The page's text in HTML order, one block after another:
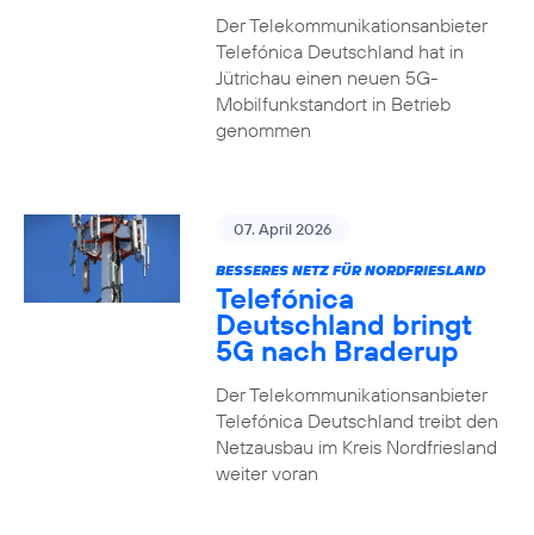
Der Telekommunikationsanbieter
Telefónica Deutschland hat in
Jütrichau einen neuen 5G-
Mobilfunkstandort in Betrieb
genommen
07. April 2026
BESSERES NETZ FÜR NORDFRIESLAND
Telefónica
Deutschland bringt
5G nach Braderup
Der Telekommunikationsanbieter
Telefónica Deutschland treibt den
Netzausbau im Kreis Nordfriesland
weiter voran